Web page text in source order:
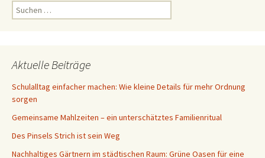
Suchen
nach:
Aktuelle Beiträge
Schulalltag einfacher machen: Wie kleine Details für mehr Ordnung
sorgen
Gemeinsame Mahlzeiten – ein unterschätztes Familienritual
Des Pinsels Strich ist sein Weg
Nachhaltiges Gärtnern im städtischen Raum: Grüne Oasen für eine